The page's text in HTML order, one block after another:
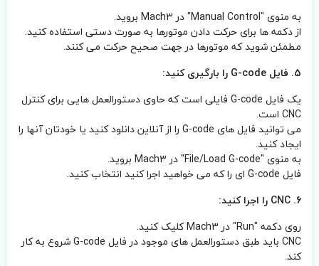
به منوی "Manual Control" در Mach3 بروید.
از دکمه ها برای حرکت دادن موتورها به صورت دستی استفاده کنید.
مطمئن شوید که موتورها در جهت صحیح حرکت می کنند.
5. فایل G-code را بارگیری کنید:
یک فایل G-code فایلی است که حاوی دستورالعمل هایی برای کنترل
CNC است.
می توانید فایل های G-code را از آنلاین دانلود کنید یا خودتان آنها را
ایجاد کنید.
به منوی "File/Load G-code" در Mach3 بروید.
فایل G-code ای را که می خواهید اجرا کنید انتخاب کنید.
6. CNC را اجرا کنید:
روی دکمه "Run" در Mach3 کلیک کنید.
CNC باید طبق دستورالعمل های موجود در فایل G-code شروع به کار
کند.